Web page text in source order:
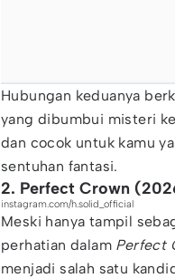
Hubungan keduanya
yang dibumbui misteri
dan cocok untuk kamu
sentuhan fantasi.
2. Perfect Crown
instagram.com/h.solid_official
Meski hanya tampil
perhatian dalam Perfect
menjadi salah satu